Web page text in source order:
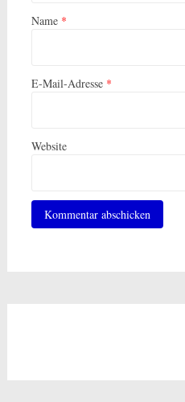
Name *
E-Mail-Adresse *
Website